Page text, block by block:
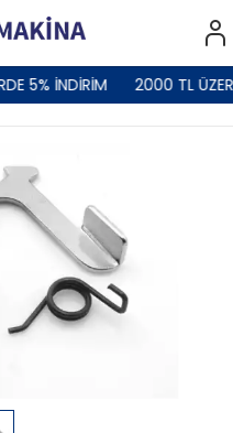
5% İNDİRİM 2000 TL